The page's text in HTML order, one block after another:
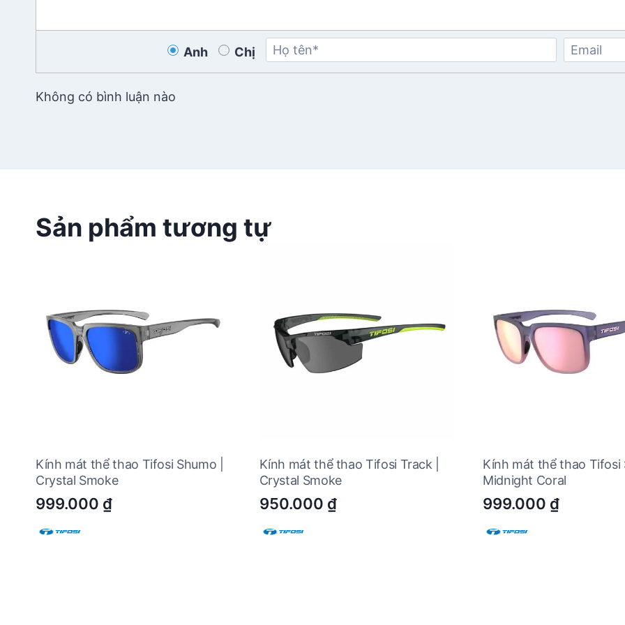
Anh Chị
Không có bình luận nào
Sản phẩm tương tự
Kính mát thể thao Tifosi Shumo |
Crystal Smoke
999.000 ₫
Kính mát thể thao Tifosi Track |
Crystal Smoke
950.000 ₫
Kính mát thể thao Tifosi
Midnight Coral
999.000 ₫